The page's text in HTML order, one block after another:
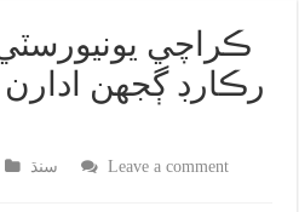
ڪراچي
رڪارڊ ڳجهن
سنڌ
Leave a comment